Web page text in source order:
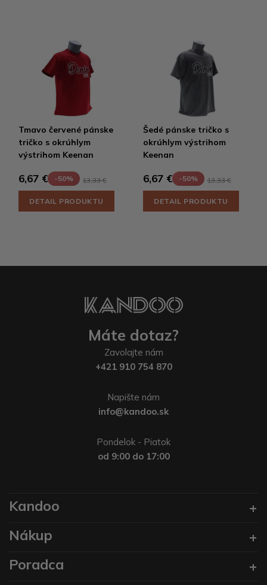
Tmavo červené pánske
tričko s okrúhlym
výstrihom Keenan
6,67 € -50% 13,33 €
DETAIL PRODUKTU
Šedé pánske tričko s
okrúhlym výstrihom
Keenan
6,67 € -50% 13,33 €
DETAIL PRODUKTU
Máte dotaz?
Zavolajte nám
+421 910 754 870
Napište nám
info@kandoo.sk
Pondelok - Piatok
od 9:00 do 17:00
Kandoo
Nákup
Poradca